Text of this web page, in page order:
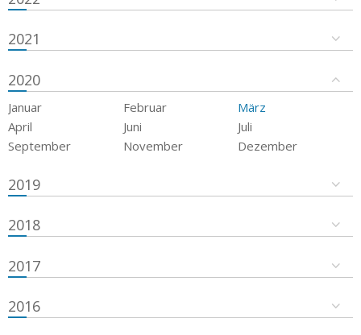
2021
2020
Januar Februar
März
April
Juni
Juli
September
November Dezember
2019
2018
2017
2016